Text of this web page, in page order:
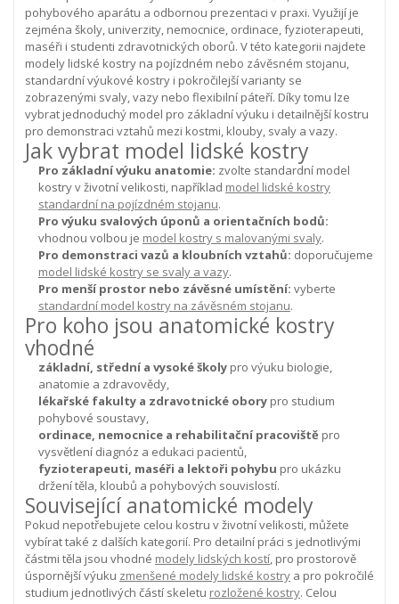
pohybového aparátu a odbornou prezentaci v praxi. Využijí je
zejména školy, univerzity, nemocnice, ordinace, fyzioterapeuti,
maséři i studenti zdravotnických oborů. V této kategorii najdete
modely lidské kostry na pojízdném nebo závěsném stojanu,
standardní výukové kostry i pokročilejší varianty se
zobrazenými svaly, vazy nebo flexibilní páteří. Díky tomu lze
vybrat jednoduchý model pro základní výuku i detailnější kostru
pro demonstraci vztahů mezi kostmi, klouby, svaly a vazy.
Jak vybrat model lidské kostry
Pro základní výuku anatomie: zvolte standardní model
kostry v životní velikosti, například model lidské kostry
standardní na pojízdném stojanu.
Pro výuku svalových úponů a orientačních bodů:
vhodnou volbou je model kostry s malovanými svaly.
Pro demonstraci vazů a kloubních vztahů: doporučujeme
model lidské kostry se svaly a vazy.
Pro menší prostor nebo závěsné umístění: vyberte
standardní model kostry na závěsném stojanu.
Pro koho jsou anatomické kostry
vhodné
základní, střední a vysoké školy pro výuku biologie,
anatomie a zdravovědy,
lékařské fakulty a zdravotnické obory pro studium
pohybové soustavy,
ordinace, nemocnice a rehabilitační pracoviště pro
vysvětlení diagnóz a edukaci pacientů,
fyzioterapeuti, maséři a lektoři pohybu pro ukázku
držení těla, kloubů a pohybových souvislostí.
Související anatomické modely
Pokud nepotřebujete celou kostru v životní velikosti, můžete
vybírat také z dalších kategorií. Pro detailní práci s jednotlivými
částmi těla jsou vhodné modely lidských kostí, pro prostorově
úspornější výuku zmenšené modely lidské kostry a pro pokročilé
studium jednotlivých částí skeletu rozložené kostry. Celou